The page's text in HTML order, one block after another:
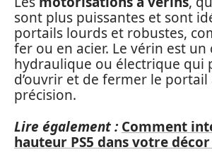
sont plus puissantes et sont
portails lourds et robustes,
fer ou en acier. Le vérin est un
hydraulique ou électrique qui
d’ouvrir et de fermer le portail
précision.
Lire également : Comment
hauteur PS5 dans votre